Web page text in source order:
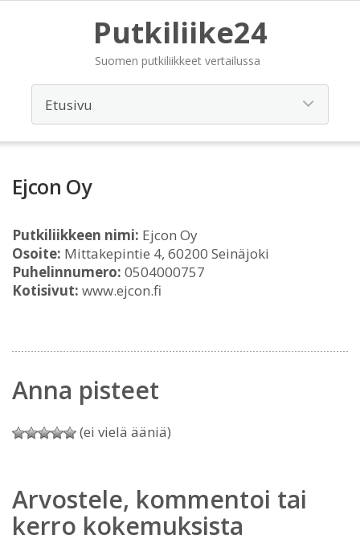
Putkiliike24
Suomen putkiliikkeet vertailussa
Ejcon Oy
Putkiliikkeen nimi: Ejcon Oy
Osoite: Mittakepintie 4, 60200 Seinäjoki
Puhelinnumero: 0504000757
Kotisivut: www.ejcon.fi
Anna pisteet
(ei vielä ääniä)
Arvostele, kommentoi tai
kerro kokemuksista